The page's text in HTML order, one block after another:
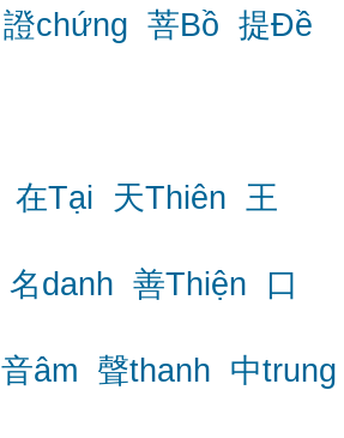
證chứng 菩Bồ 提Đề
在Tại 天Thiên 王
名danh 善Thiện
口
音âm 聲thanh 中trung